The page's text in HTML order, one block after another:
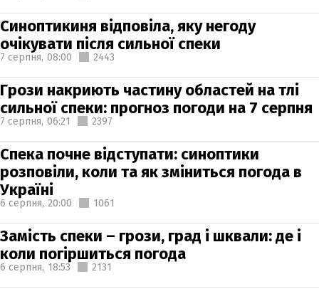
Синоптикиня відповіла, яку негоду
очікувати після сильної спеки
7 серпня, 08:00 2443
Грози накриють частину областей на тлі
сильної спеки: прогноз погоди на 7 серпня
7 серпня, 06:21 2397
Спека почне відступати: синоптики
розповіли, коли та як зміниться погода в
Україні
6 серпня, 20:00 1061
Замість спеки – грози, град і шквали: де і
коли погіршиться погода
6 серпня, 18:53 2131